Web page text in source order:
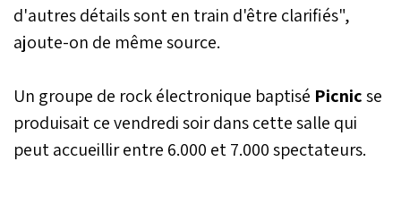
d'autres détails sont en train d'être clarifiés",
ajoute-on de même source.
Un groupe de rock électronique baptisé Picnicse
produisait ce vendredi soir dans cette salle qui
peut accueillir entre 6.000 et 7.000 spectateurs.